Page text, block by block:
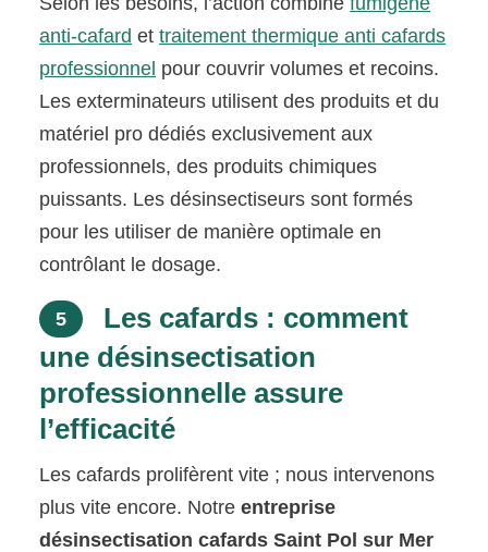
anti-cafard ettraitement thermique anti cafards
professionnel pour couvrir volumes et recoins.
Les exterminateurs utilisent des produits et du
matériel pro dédiés exclusivement aux
professionnels, des produits chimiques
puissants. Les désinsectiseurs sont formés
pour les utiliser de manière optimale en
contrôlant le dosage.
5
Les cafards : comment
une désinsectisation
professionnelle assure
l’efficacité
Les cafards prolifèrent vite ; nous intervenons
plus vite encore. Notreentreprise
désinsectisation cafards Saint Pol sur Mer